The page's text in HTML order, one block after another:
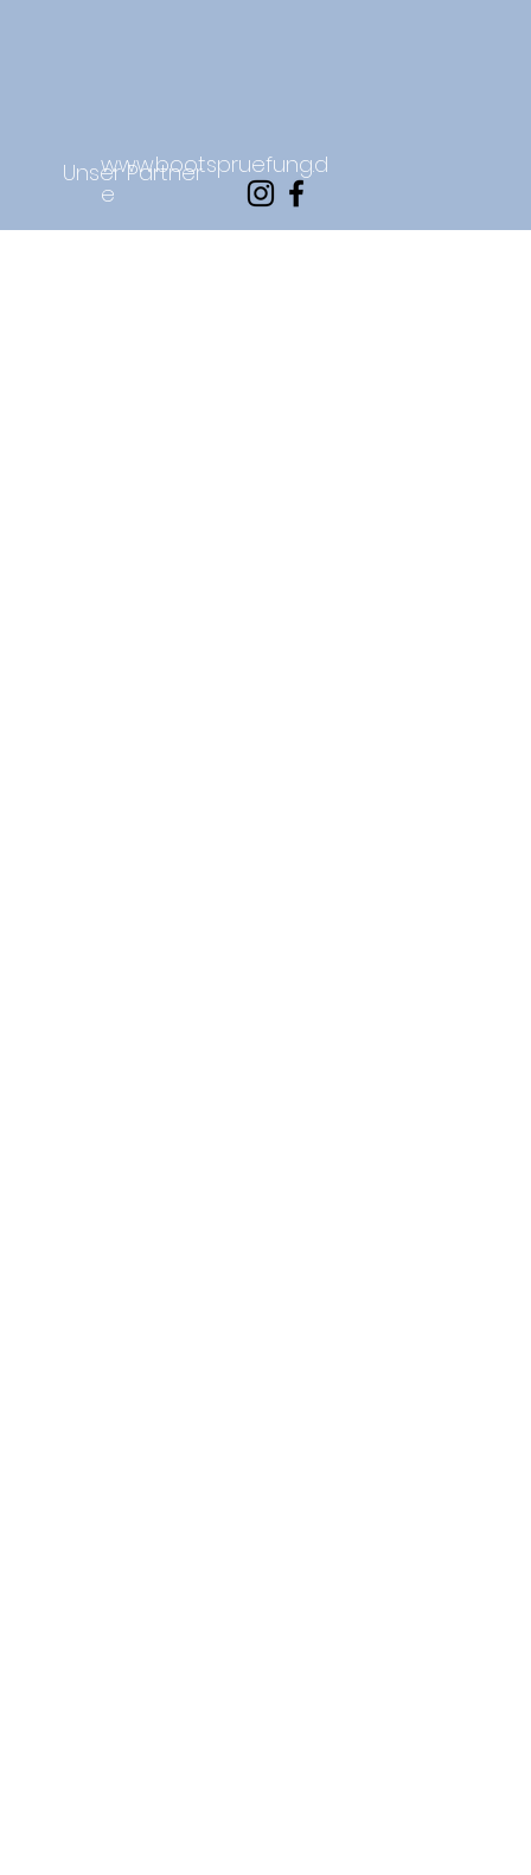
www.bootspruefung.d
e
Unser Partner